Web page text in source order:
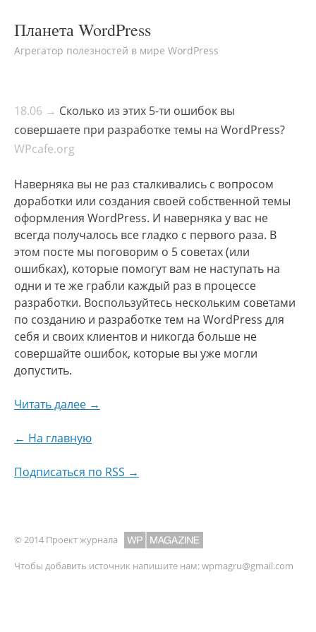
Планета WordPress
Агрегатор полезностей в мире WordPress
18.06 → Сколько из этих 5-ти ошибок вы
совершаете при разработке темы на WordPress?
WPcafe.org
Наверняка вы не раз сталкивались с вопросом
доработки или создания своей собственной темы
оформления WordPress. И наверняка у вас не
всегда получалось все гладко с первого раза. В
этом посте мы поговорим о 5 советах (или
ошибках), которые помогут вам не наступать на
одни и те же грабли каждый раз в процессе
разработки. Воспользуйтесь нескольким советами
по созданию и разработке тем на WordPress для
себя и своих клиентов и никогда больше не
совершайте ошибок, которые вы уже могли
допустить.
Читать далее →
← На главную
Подписаться по RSS →
© 2014 Проект журнала
Чтобы добавить источник напишите нам:wpmagru@gmail.com